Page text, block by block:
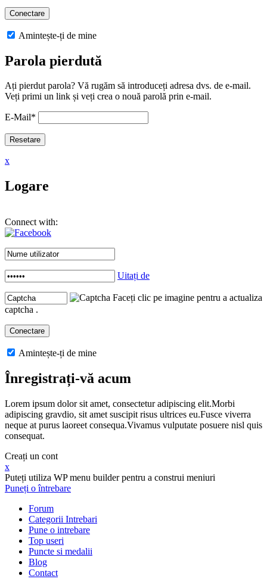
Amintește-ți de mine
Parola pierdută
Ați pierdut parola? Vă rugăm să introduceți adresa dvs. de e-mail.
Veți primi un link și veți crea o nouă parolă prin e-mail.
E-Mail*
x
Logare
Connect with:
Uitați de
Faceți clic pe imagine pentru a actualiza
captcha .
Amintește-ți de mine
Înregistrați-vă acum
Lorem ipsum dolor sit amet, consectetur adipiscing elit.Morbi
adipiscing gravdio, sit amet suscipit risus ultrices eu.Fusce viverra
neque at purus laoreet consequa.Vivamus vulputate posuere nisl quis
consequat.
Creați un cont
x
Puteți utiliza WP menu builder pentru a construi meniuri
Puneți o întrebare
Forum
Categorii Intrebari
Pune o intrebare
Top useri
Puncte si medalii
Blog
Contact